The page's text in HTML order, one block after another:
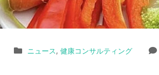
ニュース, 健康コンサルティング